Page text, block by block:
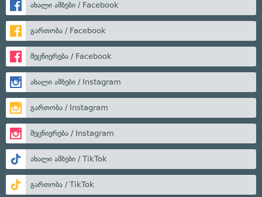
ახალი ამბები / Facebook
გართობა / Facebook
მეცნიერება / Facebook
ახალი ამბები / Instagram
გართობა / Instagram
მეცნიერება / Instagram
ახალი ამბები / TikTok
გართობა / TikTok